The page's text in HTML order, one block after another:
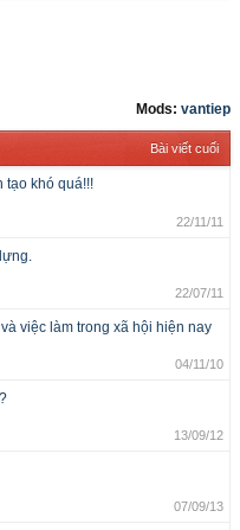
Mods: vantiep
Bài viết cuối
tạo khó quá!!!
22/11/11
22/07/11
việc làm trong xã hội hiện nay
04/11/10
13/09/12
07/09/13